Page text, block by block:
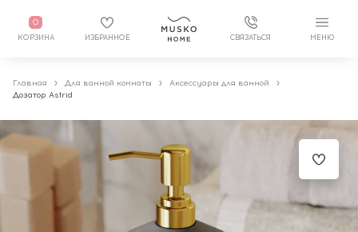
0
КОРЗИНА ИЗБРАННОЕ СВЯЗАТЬСЯ МЕНЮ
Главная Для ванной комнаты
Аксессуары для ванной
Дозатор Astrid